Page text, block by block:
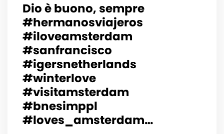
Dio è buono, sempre
#hermanosviajeros
#iloveamsterdam
#sanfrancisco
#igersnetherlands
#winterlove
#visitamsterdam
#bnesimppl
#loves_amsterdam…